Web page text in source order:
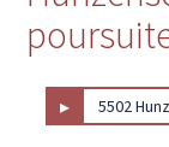
▸ 5502